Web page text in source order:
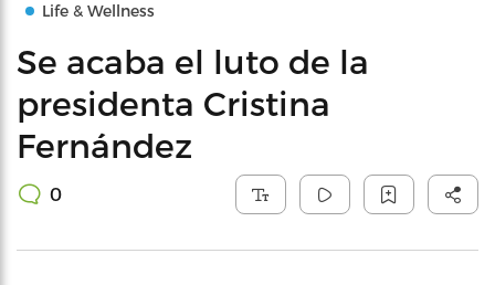
Life & Wellness
Se acaba el luto de la
presidenta Cristina
Fernández
0